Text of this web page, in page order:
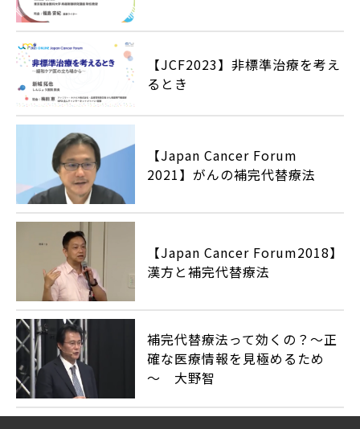
【JCF2023】非標準治療を考え
るとき
【Japan Cancer Forum
2021】がんの補完代替療法
【Japan Cancer Forum2018】
漢方と補完代替療法
補完代替療法って効くの？～正
確な医療情報を見極めるため
～ 大野智